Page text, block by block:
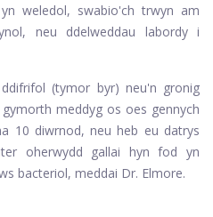
weledol, swabio'ch trwyn am
neu ddelweddau labordy i
(tymor byr) neu'n gronig
meddyg os oes gennych
10 diwrnod, neu heb eu datrys
oherwydd gallai hyn fod yn
bacteriol, meddai Dr. Elmore.